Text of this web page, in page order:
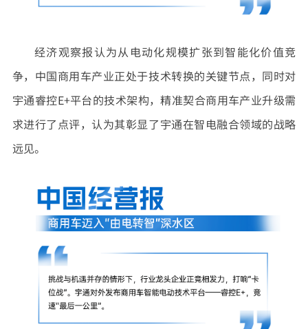
经济观察报认为从电动化规模扩张到智能化价值竞
争，中国商用车产业正处于技术转换的关键节点，同时对
宇通睿控E+平台的技术架构，精准契合商用车产业升级需
求进行了点评，认为其彰显了宇通在智电融合领域的战略
远见。